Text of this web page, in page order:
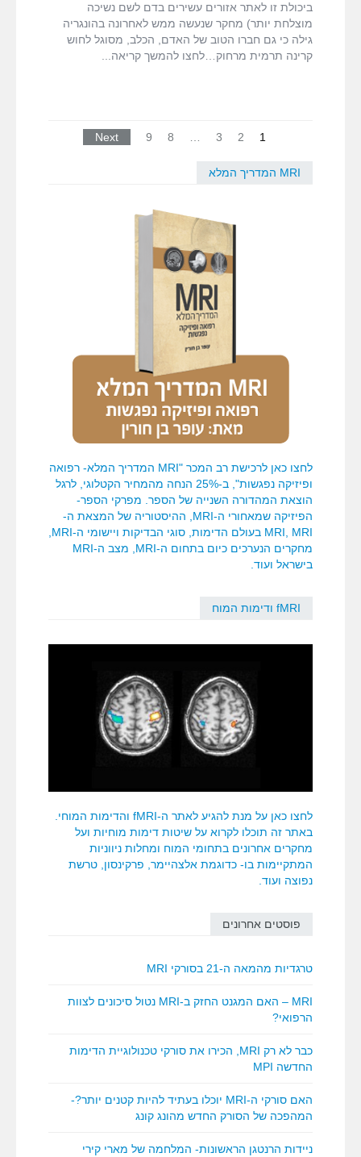
ביכולת זו לאתר אזורים עשירים בדם לשם נשיכה
מוצלחת יותר) מחקר שנעשה ממש לאחרונה בהונגריה
גילה כי גם חברו הטוב של האדם, הכלב, מסוגל לחוש
קרינה תרמית מרחוק…לחצו להמשך קריאה
1
2
3
8
9
Next
MRI המדריך המלא
לחצו כאן לרכישת רב המכר "MRI המדריך המלא- רפואה
ופיזיקה נפגשות", ב-25% הנחה מהמחיר הקטלוגי, לרגל
הוצאת המהדורה השנייה של הספר. מפרקי הספר-
הפיזיקה שמאחורי ה-MRI, ההיסטוריה של המצאת ה-
מחקרים הנערכים כיום בתחום ה-MRI, מצב ה-MRI
בישראל ועוד.
fMRI ודימות המוח
לחצו כאן על מנת להגיע לאתר ה-fMRI והדימות המוחי.
באתר זה תוכלו לקרוא על שיטות דימות מוחיות ועל
מחקרים אחרונים בתחומי המוח ומחלות ניווניות
המתקיימות בו- כדוגמת אלצהיימר, פרקינסון, טרשת
נפוצה ועוד.
פוסטים אחרונים
טרגדיות מהמאה ה-21 בסורקי MRI
MRI – האם המגנט החזק ב-MRI נטול סיכונים לצוות
הרפואי?
כבר לא רק MRI, הכירו את סורקי טכנולוגיית הדימות
החדשה MPI
האם סורקי ה-MRI יוכלו בעתיד להיות קטנים יותר?-
המהפכה של הסורק החדש מהונג קונג
ניידות הרנטגן הראשונות- המלחמה של מארי קירי